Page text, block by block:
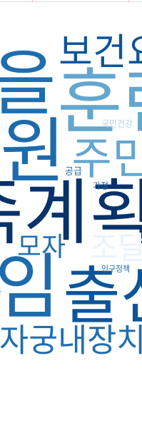
출
주
보건
자궁내장치
조
모자
공급
가정
국민건강
인구정책